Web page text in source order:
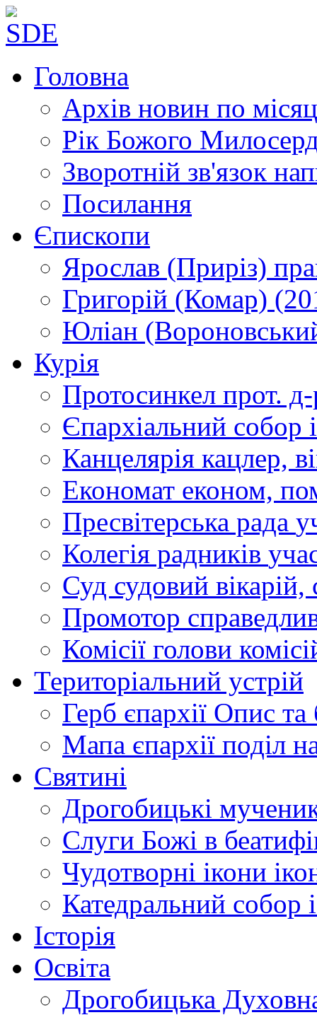
Головна
Архів новин по
Рік Божого
Зворотній зв'язок
Посилання
Єпископи
Ярослав (Приріз)
Григорій (Комар)
Юліан
Курія
Протосинкел прот.
Єпархіальний собор
Канцелярія кацлер,
Економат економ,
Пресвітерська рада
Колегія радників
Суд судовий вікарій,
Промотор
Комісії голови
Територіальний устрій
Герб єпархії Опис та
Мапа єпархії поділ
Святині
Дрогобицькі
Слуги Божі в
Чудотворні ікони
Катедральний собор
Історія
Освіта
Дрогобицька